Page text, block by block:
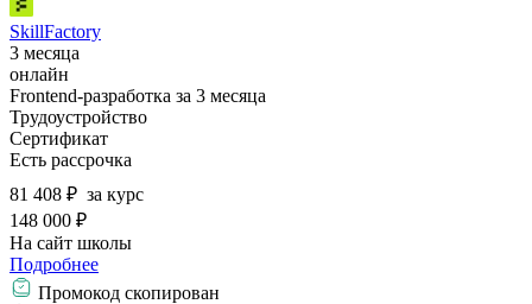
SkillFactory
3 месяца
онлайн
Frontend-разработка за 3 месяца
Трудоустройство
Сертификат
Есть рассрочка
81 408 ₽ за курс
148 000 ₽
На сайт школы
Подробнее
Промокод скопирован